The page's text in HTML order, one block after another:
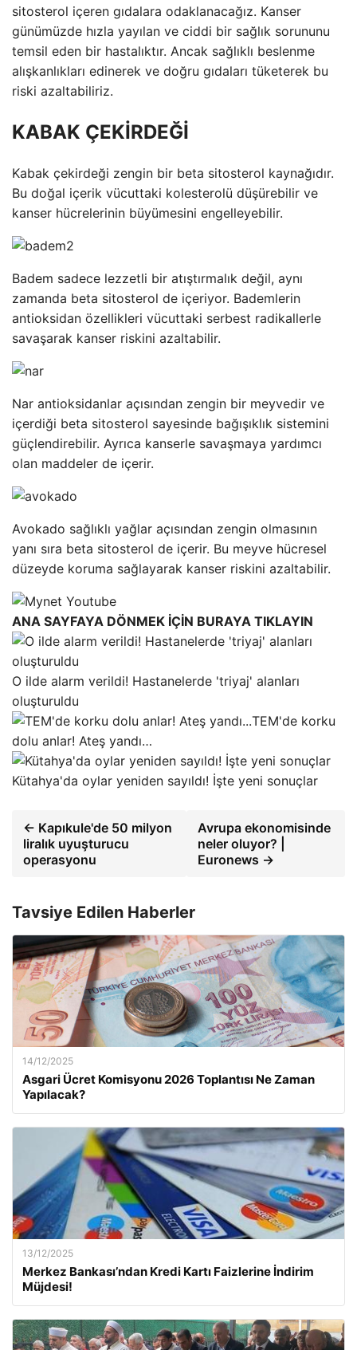
sitosterol içeren gıdalara odaklanacağız. Kanser
günümüzde hızla yayılan ve ciddi bir sağlık sorununu
temsil eden bir hastalıktır. Ancak sağlıklı beslenme
alışkanlıkları edinerek ve doğru gıdaları tüketerek bu
riski azaltabiliriz.
KABAK ÇEKİRDEĞİ
Kabak çekirdeği zengin bir beta sitosterol kaynağıdır.
Bu doğal içerik vücuttaki kolesterolü düşürebilir ve
kanser hücrelerinin büyümesini engelleyebilir.
Badem sadece lezzetli bir atıştırmalık değil, aynı
zamanda beta sitosterol de içeriyor. Bademlerin
antioksidan özellikleri vücuttaki serbest radikallerle
savaşarak kanser riskini azaltabilir.
Nar antioksidanlar açısından zengin bir meyvedir ve
içerdiği beta sitosterol sayesinde bağışıklık sistemini
güçlendirebilir. Ayrıca kanserle savaşmaya yardımcı
olan maddeler de içerir.
Avokado sağlıklı yağlar açısından zengin olmasının
yanı sıra beta sitosterol de içerir. Bu meyve hücresel
düzeyde koruma sağlayarak kanser riskini azaltabilir.
ANA SAYFAYA DÖNMEK İÇİN BURAYA TIKLAYIN
O ilde alarm verildi! Hastanelerde 'triyaj' alanları
oluşturuldu
TEM'de korku
dolu anlar! Ateş yandı…
Kütahya'da oylar yeniden sayıldı! İşte yeni sonuçlar
← Kapıkule'de 50 milyon
liralık uyuşturucu
operasyonu
Avrupa ekonomisinde
neler oluyor? |
Euronews →
Tavsiye Edilen Haberler
14/12/2025
Asgari Ücret Komisyonu 2026 Toplantısı Ne Zaman
Yapılacak?
13/12/2025
Merkez Bankası’ndan Kredi Kartı Faizlerine İndirim
Müjdesi!